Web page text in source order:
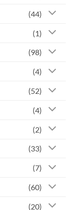
(44)
(1)
(98)
(4)
(52)
(4)
(2)
(33)
(7)
(60)
(20)